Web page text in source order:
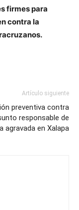
firmes para
contra la
Artículo siguiente
preventiva contra
responsable de
agravada en Xalapa